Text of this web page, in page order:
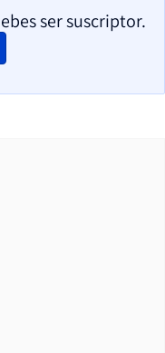
ser suscriptor.
WINDOW